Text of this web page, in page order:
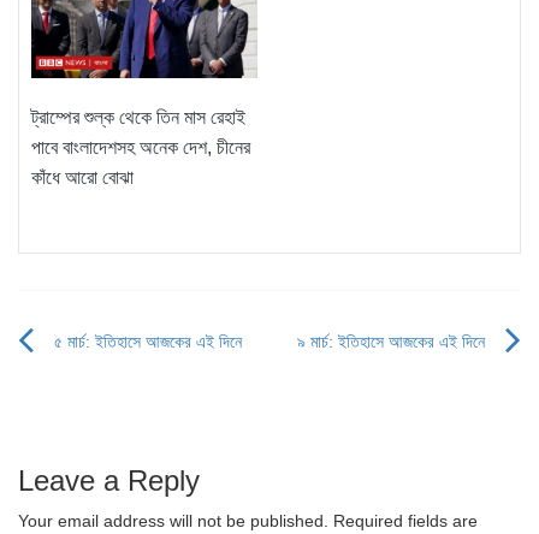
ট্রাম্পের শুল্ক থেকে তিন মাস রেহাই
পাবে বাংলাদেশসহ অনেক দেশ, চীনের
কাঁধে আরো বোঝা
৫ মার্চ: ইতিহাসে আজকের এই দিনে ৯ মার্চ: ইতিহাসে আজকের এই দিনে
Leave a Reply
Your email address will not be published. Required fields are